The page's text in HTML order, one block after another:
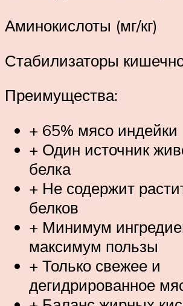
Аминокислоты (мг/кг)
Стабилизаторы
Преимущества:
+ 65% мясо индейки
+ Один источник
белка
+ Не содержит
белков
+ Минимум
максимум пользы
+ Только свежее и
дегидрированное